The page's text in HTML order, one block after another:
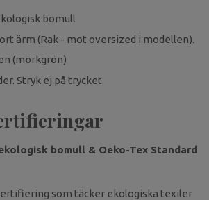
bomull
ärm (Rak - mot oversized i modellen).
(mörkgrön)
Stryk ej på trycket
bomull & Oeko-Tex Standard
som täcker ekologiska texiler